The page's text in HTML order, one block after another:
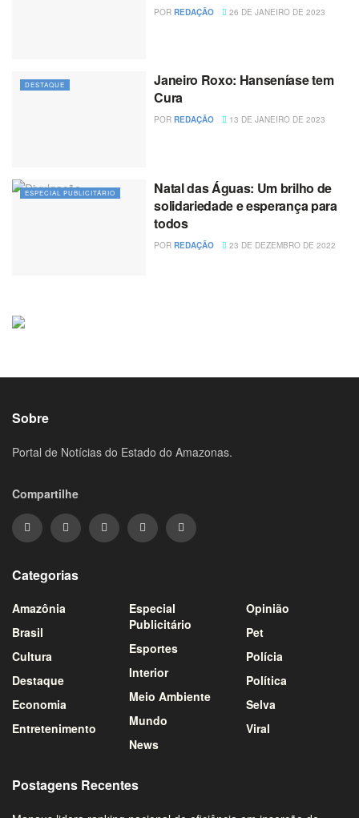
POR REDAÇÃO 26 DE JANEIRO DE 2023
DESTAQUE
Janeiro Roxo: Hanseníase tem
Cura
POR REDAÇÃO 13 DE JANEIRO DE 2023
ESPECIAL PUBLICITÁRIO
Natal das Águas: Um brilho de
solidariedade e esperança para
todos
POR REDAÇÃO 23 DE DEZEMBRO DE 2022
Sobre
Portal de Notícias do Estado do Amazonas.
Compartilhe
Categorias
Amazônia
Brasil
Cultura
Destaque
Economia
Entretenimento
Especial
Publicitário
Esportes
Interior
Meio Ambiente
Mundo
News
Opinião
Pet
Polícia
Política
Selva
Viral
Postagens Recentes